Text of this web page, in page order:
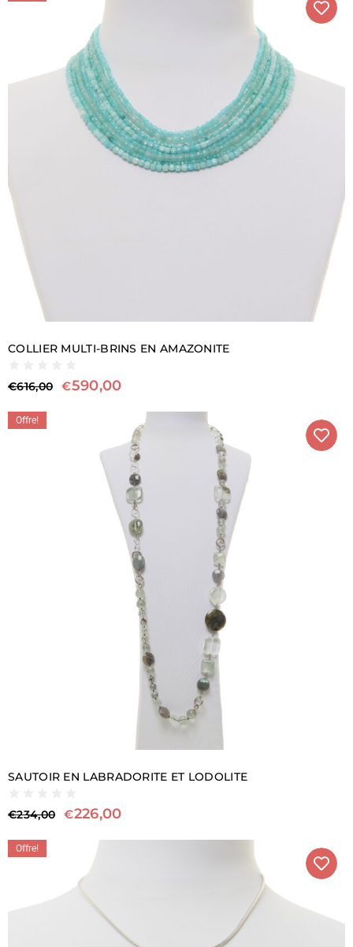
COLLIER MULTI-BRINS EN AMAZONITE
€616,00 €590,00
Offre!
SAUTOIR EN LABRADORITE ET LODOLITE
€234,00 €226,00
Offre!